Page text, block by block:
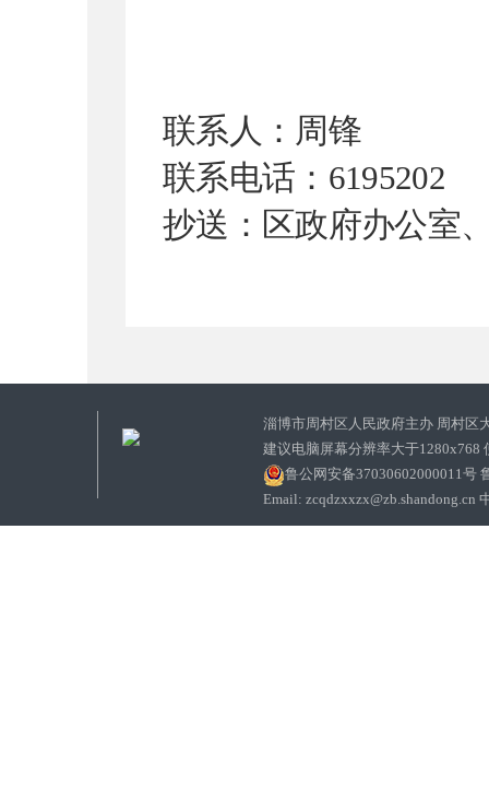
联系人： 周锋
联系电话： 6195202
抄送：区政府办公室
淄博市周村区人民政府主办 周村区
建议电脑屏幕分辨率大于1280x768
鲁公网安备37030602000011号
Email: zcqdzxxzx@zb.shandong.cn